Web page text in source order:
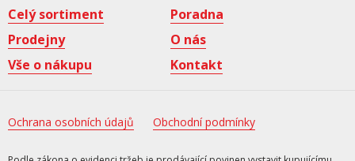
Celý sortiment
Poradna
Prodejny
O nás
Vše o nákupu
Kontakt
Ochrana osobních údajů Obchodní podmínky